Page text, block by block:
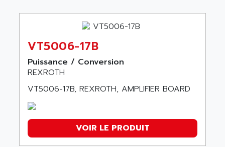
VT5006-17B
Puissance / Conversion
REXROTH
VT5006-17B, REXROTH, AMPLIFIER BOARD
VOIR LE PRODUIT